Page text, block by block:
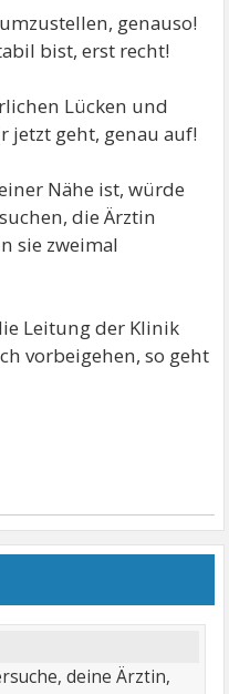
genauso!
bist, erst recht!
Lücken und
jetzt geht, genau auf!
Nähe ist, würde
die Ärztin
sie zweimal
Leitung der Klinik
vorbeigehen, so geht
deine Ärztin,